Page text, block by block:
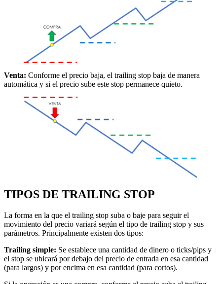
Venta: Conforme el precio baja, el trailing stop baja de manera
automática y si el precio sube este stop permanece quieto.
TIPOS DE TRAILING STOP
La forma en la que el trailing stop suba o baje para seguir el
movimiento del precio variará según el tipo de trailing stop y sus
parámetros. Principalmente existen dos tipos:
Trailing simple: Se establece una cantidad de dinero o ticks/pips y
el stop se ubicará por debajo del precio de entrada en esa cantidad
(para largos) y por encima en esa cantidad (para cortos).